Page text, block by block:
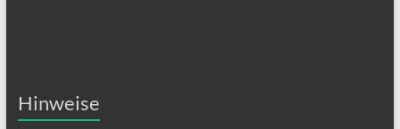
Hinweise